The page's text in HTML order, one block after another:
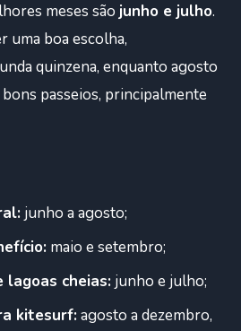
meses são junho e julho.
uma boa escolha,
quinzena, enquanto agosto
passeios, principalmente
junho a agosto;
maio e setembro;
lagoas cheias: junho e julho;
kitesurf:agosto a dezembro,